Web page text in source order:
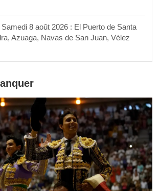
8 août 2026 : El Puerto de Santa
Azuaga, Navas de San Juan, Vélez